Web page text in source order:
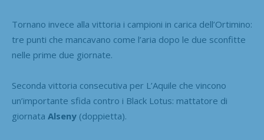
Tornano invece alla vittoria i campioni in carica dell’Ortimino:
tre punti che mancavano come l’aria dopo le due sconfitte
nelle prime due giornate.
Seconda vittoria consecutiva per L’Aquile che vincono
un’importante sfida contro i Black Lotus: mattatore di
giornata Alseny (doppietta).